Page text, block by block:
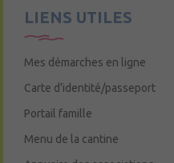
LIENS UTILES
Mes démarches en ligne
Carte d’identité/passeport
Portail famille
Menu de la cantine